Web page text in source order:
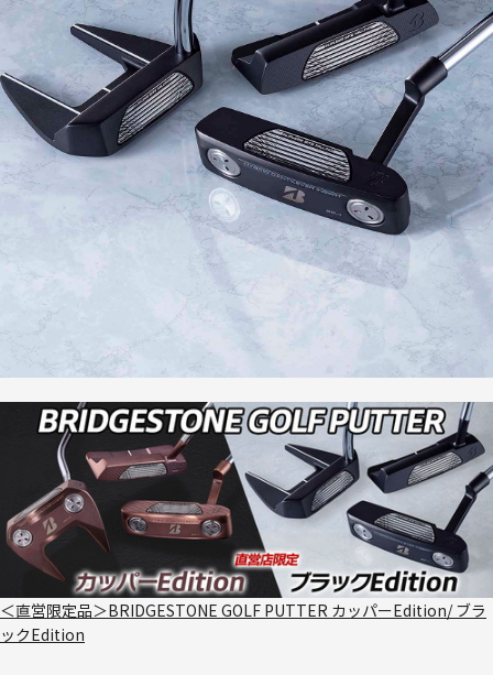
＜直営限定品＞BRIDGESTONE GOLF PUTTER カッパーEdition/ ブラ
ックEdition